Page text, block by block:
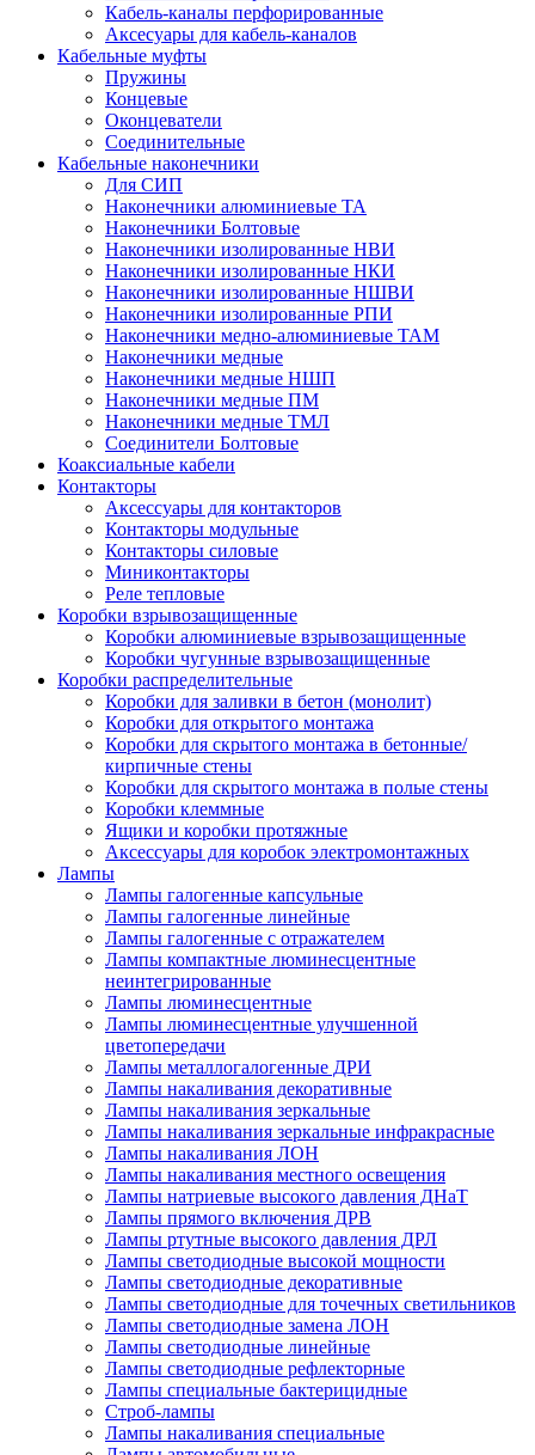
Кабель-каналы перфорированные
Аксесуары для кабель-каналов
Кабельные муфты
Пружины
Концевые
Оконцеватели
Соединительные
Кабельные наконечники
Для СИП
Наконечники алюминиевые ТА
Наконечники Болтовые
Наконечники изолированные НВИ
Наконечники изолированные НКИ
Наконечники изолированные НШВИ
Наконечники изолированные РПИ
Наконечники медно-алюминиевые ТАМ
Наконечники медные
Наконечники медные НШП
Наконечники медные ПМ
Наконечники медные ТМЛ
Соединители Болтовые
Коаксиальные кабели
Контакторы
Аксессуары для контакторов
Контакторы модульные
Контакторы силовые
Миниконтакторы
Реле тепловые
Коробки взрывозащищенные
Коробки алюминиевые взрывозащищенные
Коробки чугунные взрывозащищенные
Коробки распределительные
Коробки для заливки в бетон (монолит)
Коробки для открытого монтажа
Коробки для скрытого монтажа в бетонные/
кирпичные стены
Коробки для скрытого монтажа в полые стены
Коробки клеммные
Ящики и коробки протяжные
Аксессуары для коробок электромонтажных
Лампы
Лампы галогенные капсульные
Лампы галогенные линейные
Лампы галогенные с отражателем
Лампы компактные люминесцентные
неинтегрированные
Лампы люминесцентные
Лампы люминесцентные улучшенной
цветопередачи
Лампы металлогалогенные ДРИ
Лампы накаливания декоративные
Лампы накаливания зеркальные
Лампы накаливания зеркальные инфракрасные
Лампы накаливания ЛОН
Лампы накаливания местного освещения
Лампы натриевые высокого давления ДНаТ
Лампы прямого включения ДРВ
Лампы ртутные высокого давления ДРЛ
Лампы светодиодные высокой мощности
Лампы светодиодные декоративные
Лампы светодиодные для точечных светильников
Лампы светодиодные замена ЛОН
Лампы светодиодные линейные
Лампы светодиодные рефлекторные
Лампы специальные бактерицидные
Строб-лампы
Лампы накаливания специальные